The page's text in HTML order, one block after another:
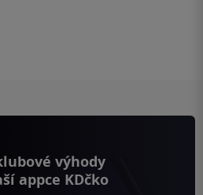
výhody
appce KDčko